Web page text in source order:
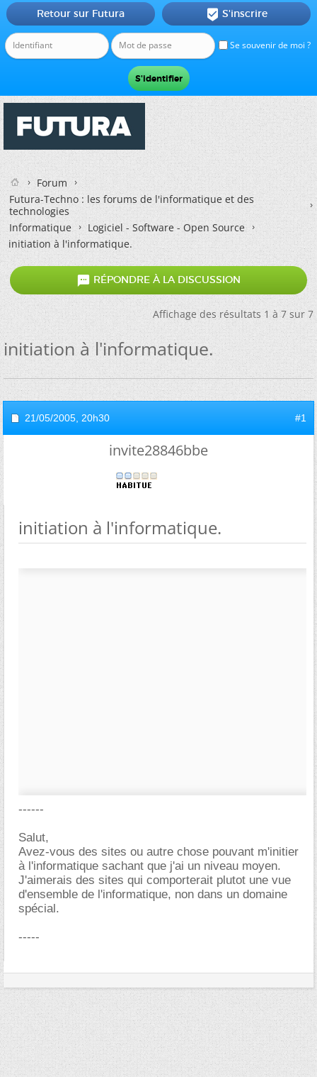
Se souvenir de moi ?
Retour sur Futura  S'inscrire
Forum
Futura-Techno : les forums de l'informatique et des
technologies
Informatique
Logiciel - Software - Open Source
initiation à l'informatique.
 RÉPONDRE À LA DISCUSSION
Affichage des résultats 1 à 7 sur 7
initiation à l'informatique.
21/05/2005, 20h30 #1
invite28846bbe
initiation à l'informatique.
------
Salut,
Avez-vous des sites ou autre chose pouvant m'initier
à l'informatique sachant que j'ai un niveau moyen.
J'aimerais des sites qui comporterait plutot une vue
d'ensemble de l'informatique, non dans un domaine
spécial.
-----